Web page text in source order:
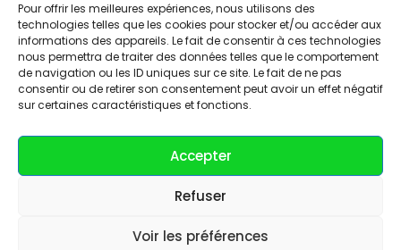
Pour offrir les meilleures expériences, nous utilisons des
technologies telles que les cookies pour stocker et/ou accéder aux
informations des appareils. Le fait de consentir à ces technologies
nous permettra de traiter des données telles que le comportement
de navigation ou les ID uniques sur ce site. Le fait de ne pas
consentir ou de retirer son consentement peut avoir un effet négatif
sur certaines caractéristiques et fonctions.
Accepter
Refuser
Voir les préférences
Simulation
tarifaire
Event
News
Mentions légales
CGV – CGU
Politique de